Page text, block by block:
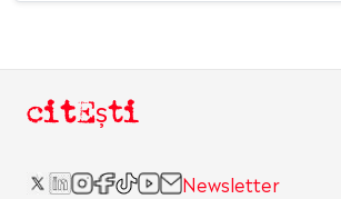
citEști
Newsletter